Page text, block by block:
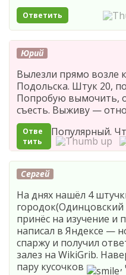
Ответить
Юрий
Вылезли прямо возле
Подольска. Штук 20,
Попробую вымочить,
съесть. Выживу —
Отве
тить
Популярный.
Сергей
На днях нашёл 4
принёс на изучение и
написал в Яндексе —
спаржу и получил
залез на WikiGrib.
пару кусочков
,